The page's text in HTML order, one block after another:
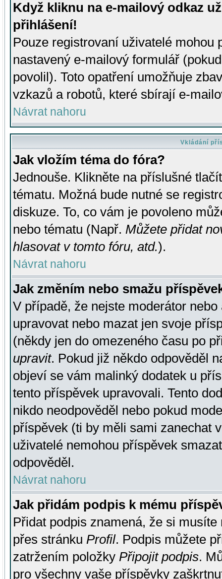
Když kliknu na e-mailový odkaz
přihlášení!
Pouze registrovaní uživatelé mohou
nastavený e-mailový formulář
povolil). Toto opatření umožňuje
vzkazů a robotů, které sbírají e-
Návrat nahoru
Vkládání
Jak vložím téma do fóra?
Jednouše. Klikněte na příslušné
tématu. Možná bude nutné se
diskuze. To, co vám je povoleno
nebo tématu (Např. Můžete přidat
hlasovat v tomto fóru, atd.).
Návrat nahoru
Jak změním nebo smažu
V případě, že nejste moderátor
upravovat nebo mazat jen svoje
(někdy jen do omezeného času po
upravit. Pokud již někdo odpověděl
objeví se vám malinký dodatek u
tento příspěvek upravovali. Tento
nikdo neodpověděl nebo pokud
příspěvek (ti by měli sami zanechat
uživatelé nemohou příspěvek
odpověděl.
Návrat nahoru
Jak přidám podpis k mému
Přidat podpis znamená, že si
přes stránku Profil. Podpis můžete
zatržením položky Připojit podpis.
pro všechny vaše příspěvky